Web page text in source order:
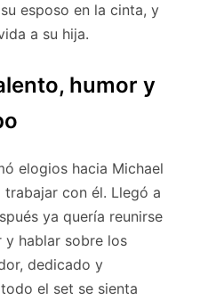
esposo en la cinta, y
a su hija.
humor y
elogios hacia Michael
trabajar con él. Llegó a
ya quería reunirse
y hablar sobre los
dedicado y
el set se sienta